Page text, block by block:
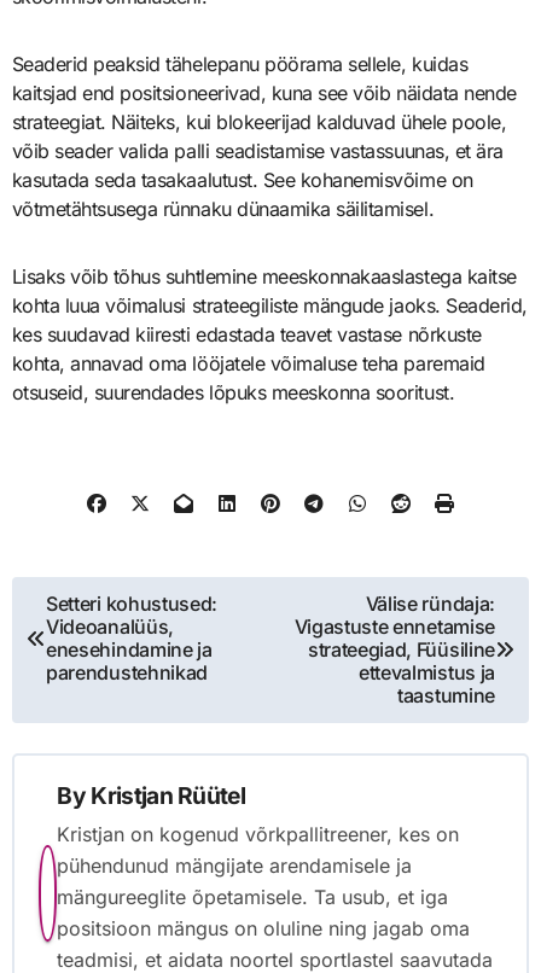
Seaderid peaksid tähelepanu pöörama sellele, kuidas
kaitsjad end positsioneerivad, kuna see võib näidata nende
strateegiat. Näiteks, kui blokeerijad kalduvad ühele poole,
võib seader valida palli seadistamise vastassuunas, et ära
kasutada seda tasakaalutust. See kohanemisvõime on
võtmetähtsusega rünnaku dünaamika säilitamisel.
Lisaks võib tõhus suhtlemine meeskonnakaaslastega kaitse
kohta luua võimalusi strateegiliste mängude jaoks. Seaderid,
kes suudavad kiiresti edastada teavet vastase nõrkuste
kohta, annavad oma lööjatele võimaluse teha paremaid
otsuseid, suurendades lõpuks meeskonna sooritust.
Post
navigation
Setteri kohustused:
Videoanalüüs,
enesehindamine ja
parendustehnikad
Välise ründaja:
Vigastuste ennetamise
strateegiad, Füüsiline
ettevalmistus ja
taastumine
By Kristjan Rüütel
Kristjan on kogenud võrkpallitreener, kes on
pühendunud mängijate arendamisele ja
mängureeglite õpetamisele. Ta usub, et iga
positsioon mängus on oluline ning jagab oma
teadmisi, et aidata noortel sportlastel saavutada